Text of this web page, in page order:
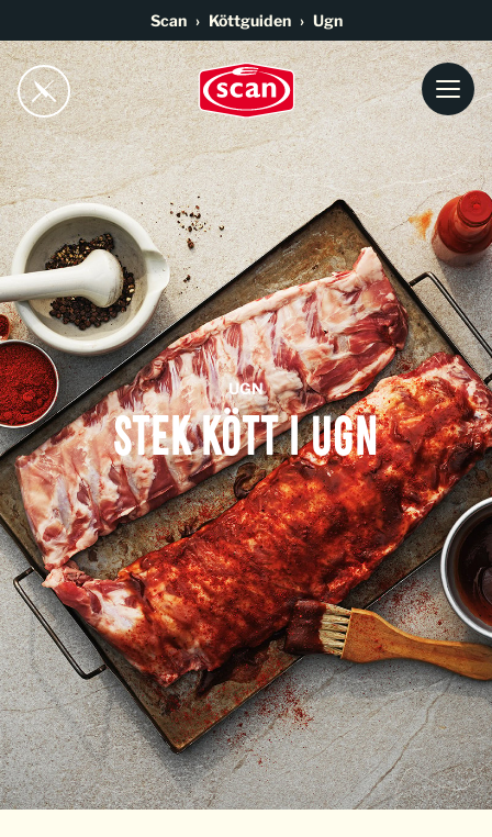
Scan Köttguiden Ugn
UGN
Stek kött i ugn